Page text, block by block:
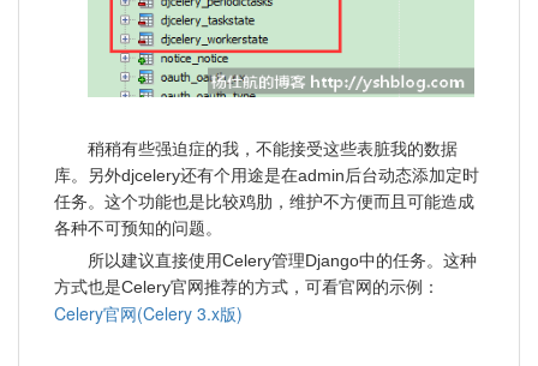
稍稍有些强迫症的我，不能接受这些表脏我的数据
库。另外djcelery还有个用途是在admin后台动态添加定时
任务。这个功能也是比较鸡肋，维护不方便而且可能造成
各种不可预知的问题。
所以建议直接使用Celery管理Django中的任务。这种
方式也是Celery官网推荐的方式，可看官网的示例：
Celery官网(Celery 3.x版)